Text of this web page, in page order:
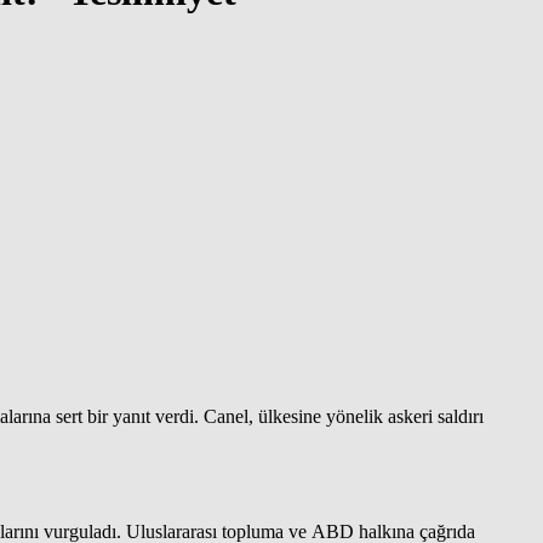
sert bir yanıt verdi. Canel, ülkesine yönelik askeri saldırı
vurguladı. Uluslararası topluma ve ABD halkına çağrıda